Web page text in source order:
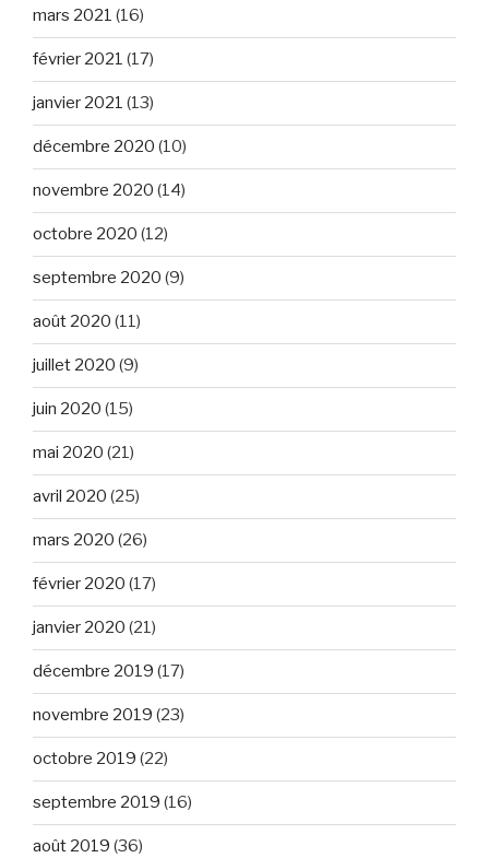
mars 2021 (16)
février 2021 (17)
janvier 2021 (13)
décembre 2020 (10)
novembre 2020 (14)
octobre 2020 (12)
septembre 2020 (9)
août 2020 (11)
juillet 2020 (9)
juin 2020 (15)
mai 2020 (21)
avril 2020 (25)
mars 2020 (26)
février 2020 (17)
janvier 2020 (21)
décembre 2019 (17)
novembre 2019 (23)
octobre 2019 (22)
septembre 2019 (16)
août 2019 (36)